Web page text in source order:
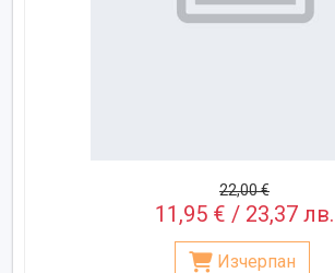
22,00 €
11,95 € / 23,37 лв.
Изчерпан